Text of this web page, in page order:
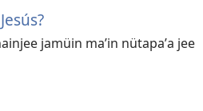
jamüin maʼin nütapaʼa jee